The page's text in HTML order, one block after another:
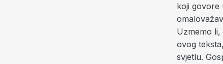
koji govore
Uzmemo
ovog
svjetlu.